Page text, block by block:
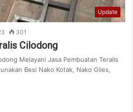
Update
301
Cilodong
Melayani Jasa Pembuatan Teralis
Besi Nako Kotak, Nako Giles,